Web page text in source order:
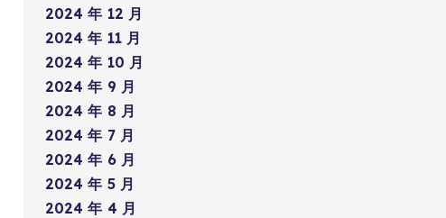
2024 年 12 月
2024 年 11 月
2024 年 10 月
2024 年 9 月
2024 年 8 月
2024 年 7 月
2024 年 6 月
2024 年 5 月
2024 年 4 月